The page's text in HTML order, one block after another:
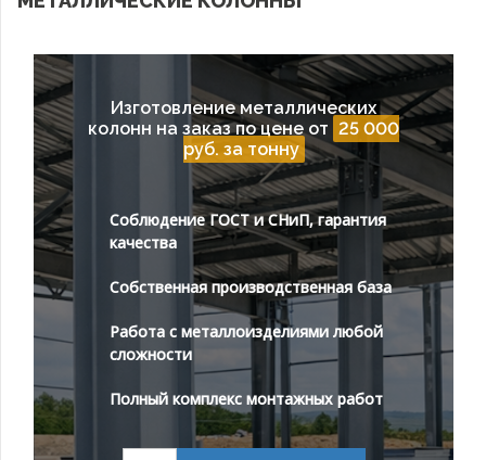
Изготовление металлических
колонн на заказ по цене от 25 000
руб. за тонну
Соблюдение ГОСТ и СНиП, гарантия
качества
Собственная производственная база
Работа с металлоизделиями любой
сложности
Полный комплекс монтажных работ